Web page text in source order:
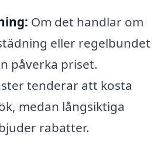
Om det handlar om
eller regelbundet
påverka priset.
tenderar att kosta
medan långsiktiga
rabatter.